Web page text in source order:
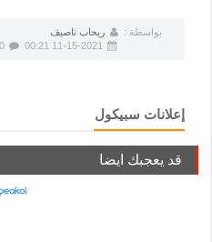
بواسطة :
ريحاب ناصيف
إعلانات سبيكول
قد يعجبك ايضا